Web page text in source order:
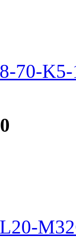
70-